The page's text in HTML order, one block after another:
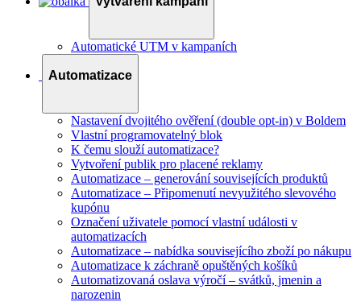
Automatické UTM v kampaních
Automatizace
Nastavení dvojitého ověření (double opt-in) v Boldem
Vlastní programovatelný blok
K čemu slouží automatizace?
Vytvoření publik pro placené reklamy
Automatizace – generování souvisejících produktů
Automatizace – Připomenutí nevyužitého slevového
kupónu
Označení uživatele pomocí vlastní události v
automatizacích
Automatizace – nabídka souvisejícího zboží po nákupu
Automatizace k záchraně opuštěných košíků
Automatizovaná oslava výročí – svátků, jmenin a
narozenin